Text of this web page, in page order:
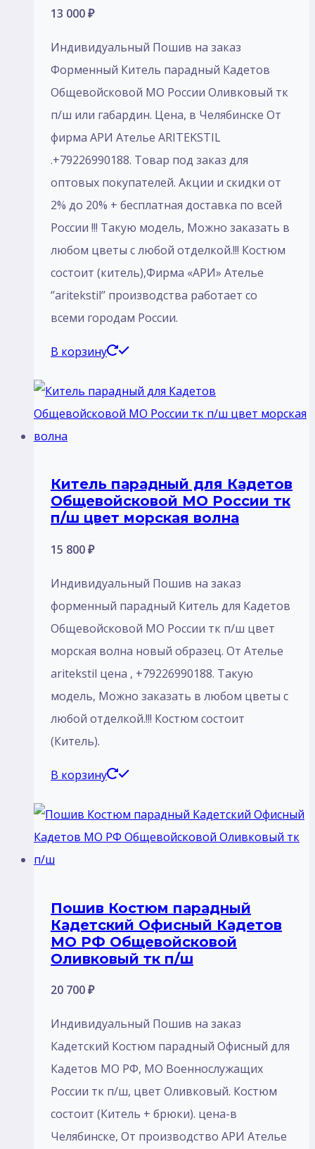
13 000₽
Индивидуальный Пошив на заказ
Форменный Китель парадный Кадетов
Общевойсковой МО России Оливковый тк
п/ш или габардин. Цена, в Челябинске От
фирма АРИ Ателье ARITEKSTIL
.+79226990188. Товар под заказ для
оптовых покупателей. Акции и скидки от
2% до 20% + бесплатная доставка по всей
России !!! Такую модель, Mожно заказать в
любом цветы с любой отделкой.!!! Костюм
состоит (китель),Фирма «АРИ» Ателье
‘’aritekstil’’ производства работает со
всеми городам России.
В корзину
Китель парадный для Кадетов
Общевойсковой МО России тк
п/ш цвет морская волна
15 800₽
Индивидуальный Пошив на заказ
форменный парадный Китель для Кадетов
Общевойсковой МО России тк п/ш цвет
морская волна новый образец. От Ателье
aritekstil цена , +79226990188. Такую
модель, Mожно заказать в любом цветы с
любой отделкой.!!! Костюм состоит
(Китель).
В корзину
Пошив Костюм парадный
Кадетский Офисный Кадетов
МО РФ Общевойсковой
Оливковый тк п/ш
20 700₽
Индивидуальный Пошив на заказ
Кадетский Костюм парадный Офисный для
Кадетов МО РФ, МО Военнослужащих
России тк п/ш, цвет Оливковый. Костюм
состоит (Китель + брюки). цена-в
Челябинске, От производство АРИ Ателье